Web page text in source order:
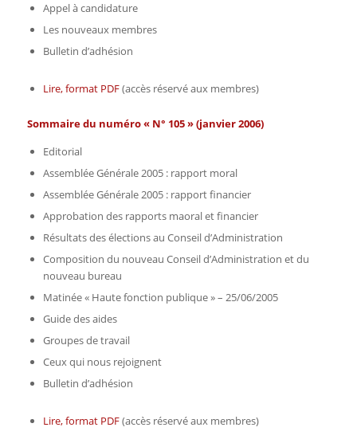
Appel à candidature
Les nouveaux membres
Bulletin d’adhésion
Lire, format PDF(accès réservé aux membres)
Sommaire du numéro « N° 105 » (janvier 2006)
Editorial
Assemblée Générale 2005 : rapport moral
Assemblée Générale 2005 : rapport financier
Approbation des rapports maoral et financier
Résultats des élections au Conseil d’Administration
Composition du nouveau Conseil d’Administration et du
nouveau bureau
Matinée « Haute fonction publique » – 25/06/2005
Guide des aides
Groupes de travail
Ceux qui nous rejoignent
Bulletin d’adhésion
Lire, format PDF(accès réservé aux membres)